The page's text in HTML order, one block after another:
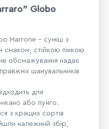
Globo
Marrone - суміш з
смаком, стійкою пінкою
обсмажування надає
шанувальників
для
або лунго.
з кращих сортів
належний збір,